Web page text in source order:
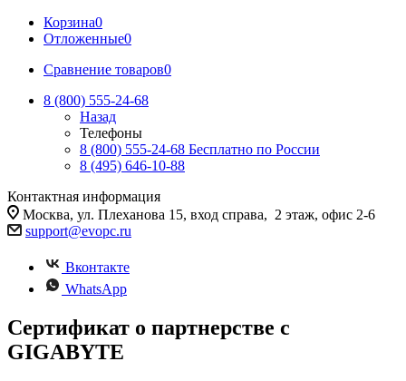
Корзина0
Отложенные0
Сравнение товаров0
8 (800) 555-24-68
Назад
Телефоны
8 (800) 555-24-68 Бесплатно по России
8 (495) 646-10-88
Контактная информация
Москва, ул. Плеханова 15, вход справа, 2 этаж, офис 2-6
support@evopc.ru
Вконтакте
WhatsApp
Сертификат о партнерстве с
GIGABYTE